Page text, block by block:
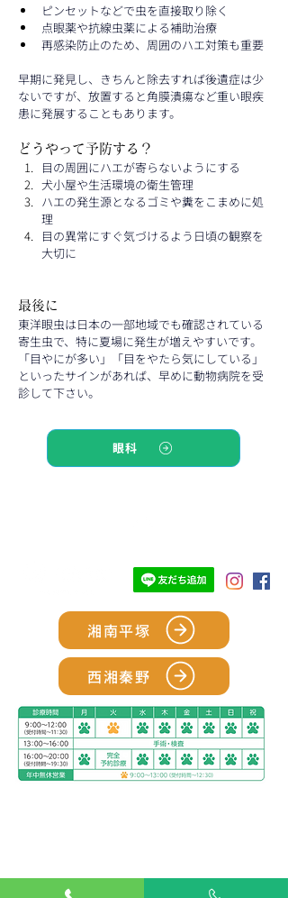
ピンセットなどで虫を直接取り除く
点眼薬や抗線虫薬による補助治療
再感染防止のため、周囲のハエ対策も重要
早期に発見し、きちんと除去すれば後遺症は少
ないですが、放置すると角膜潰瘍など重い眼疾
患に発展することもあります。
どうやって予防する？
目の周囲にハエが寄らないようにする
犬小屋や生活環境の衛生管理
ハエの発生源となるゴミや糞をこまめに処
理
目の異常にすぐ気づけるよう日頃の観察を
大切に
最後に
東洋眼虫は日本の一部地域でも確認されている
寄生虫で、特に夏場に発生が増えやすいです。
「目やにが多い」「目をやたら気にしている」
といったサインがあれば、早めに動物病院を受
診して下さい。
眼科
湘南平塚
西湘秦野
駐車場：敷地内に5台分完備